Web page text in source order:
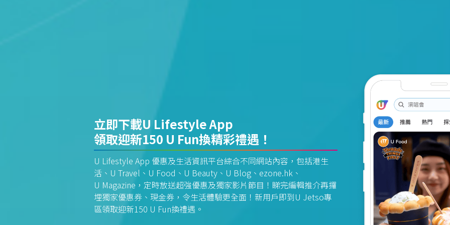
立即下載U Lifestyle App
領取迎新150 U Fun換精彩禮遇！
U Lifestyle App 優惠及生活資訊平台綜合不同網站內容，包括港生
活、U Travel、U Food、U Beauty、U Blog、ezone.hk、
U Magazine，定時放送超強優惠及獨家影片節目！睇完編輯推介再攞
埋獨家優惠券、現金券，令生活體驗更全面！新用戶即到U Jetso專
區領取迎新150 U Fun換禮遇。